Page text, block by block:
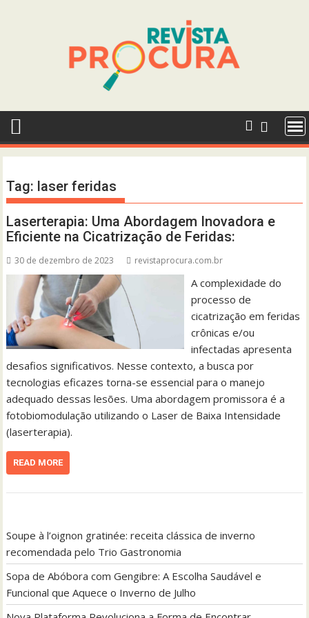
Tag: laser feridas
Laserterapia: Uma Abordagem Inovadora e
Eficiente na Cicatrização de Feridas:
30 de dezembro de 2023 revistaprocura.com.br
A complexidade do
processo de
cicatrização em feridas
crônicas e/ou
infectadas apresenta
desafios significativos. Nesse contexto, a busca por
tecnologias eficazes torna-se essencial para o manejo
adequado dessas lesões. Uma abordagem promissora é a
fotobiomodulação utilizando o Laser de Baixa Intensidade
(laserterapia).
READ MORE
Soupe à l’oignon gratinée: receita clássica de inverno
recomendada pelo Trio Gastronomia
Sopa de Abóbora com Gengibre: A Escolha Saudável e
Funcional que Aquece o Inverno de Julho